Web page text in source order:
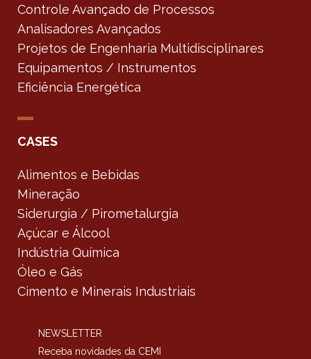
Controle Avançado de Processos
Analisadores Avançados
Projetos de Engenharia Multidisciplinares
Equipamentos / Instrumentos
Eficiência Energética
CASES
Alimentos e Bebidas
Mineração
Siderurgia / Pirometalurgia
Açúcar e Álcool
Indústria Química
Óleo e Gás
Cimento e Minerais Industriais
NEWSLETTER
Receba novidades da CEMI